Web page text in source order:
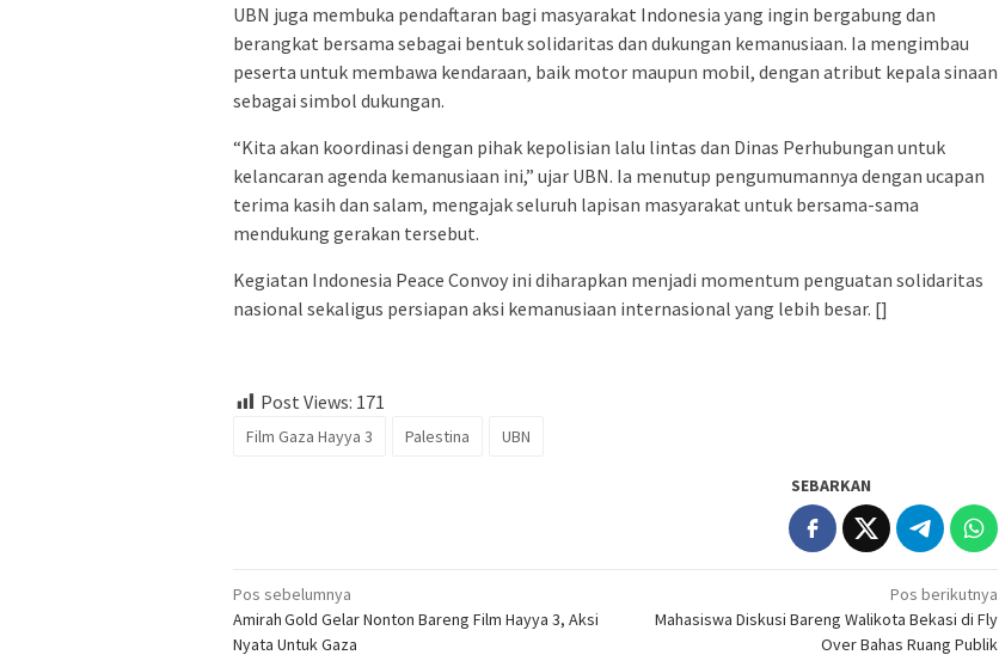
UBN juga membuka pendaftaran bagi masyarakat Indonesia yang ingin bergabung dan
berangkat bersama sebagai bentuk solidaritas dan dukungan kemanusiaan. Ia mengimbau
peserta untuk membawa kendaraan, baik motor maupun mobil, dengan atribut kepala sinaan
sebagai simbol dukungan.
“Kita akan koordinasi dengan pihak kepolisian lalu lintas dan Dinas Perhubungan untuk
kelancaran agenda kemanusiaan ini,” ujar UBN. Ia menutup pengumumannya dengan ucapan
terima kasih dan salam, mengajak seluruh lapisan masyarakat untuk bersama-sama
mendukung gerakan tersebut.
Kegiatan Indonesia Peace Convoy ini diharapkan menjadi momentum penguatan solidaritas
nasional sekaligus persiapan aksi kemanusiaan internasional yang lebih besar. []
Post Views: 171
Film Gaza Hayya 3 Palestina UBN
SEBARKAN
Navigasi
pos
Pos sebelumnya
Amirah Gold Gelar Nonton Bareng Film Hayya 3, Aksi
Nyata Untuk Gaza
Pos berikutnya
Mahasiswa Diskusi Bareng Walikota Bekasi di Fly
Over Bahas Ruang Publik